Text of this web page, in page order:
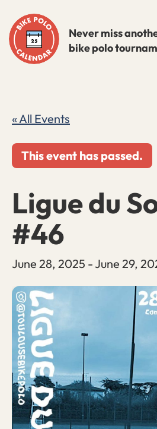
to
content
Never miss
bike polo
« All Events
This event has passed.
Ligue du
#46
June 28, 2025 -June 29,